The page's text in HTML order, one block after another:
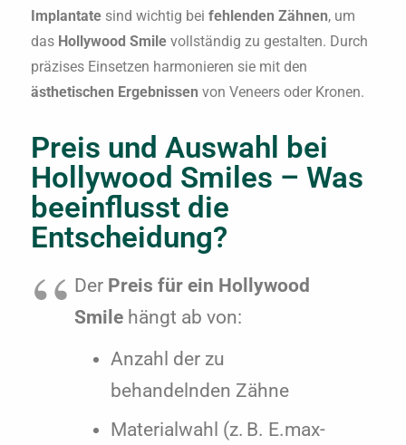
Implantate sind wichtig bei fehlenden Zähnen, um
das Hollywood Smile vollständig zu gestalten. Durch
präzises Einsetzen harmonieren sie mit den
ästhetischen Ergebnissen von Veneers oder Kronen.
Preis und Auswahl bei
Hollywood Smiles – Was
beeinflusst die
Entscheidung?
Der Preis für ein Hollywood
Smile hängt ab von:
Anzahl der zu
behandelnden Zähne
Materialwahl (z. B. E.max-